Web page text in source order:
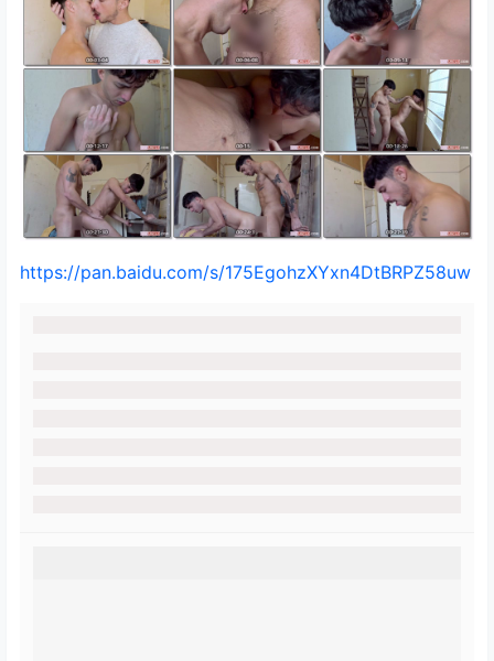
https://pan.baidu.com/s/175EgohzXYxn4DtBRPZ58uw